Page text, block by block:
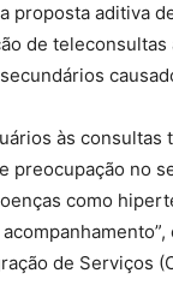
proposta aditiva
de
às
preocupação no
como
de Serviços